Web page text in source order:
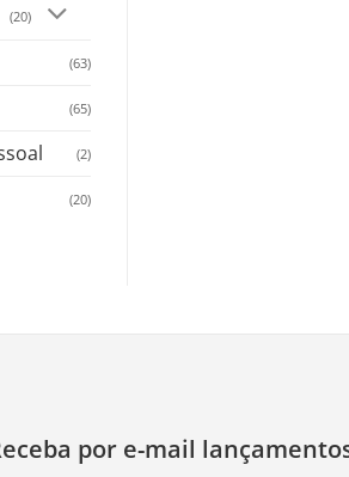
(20)
(63)
(65)
(2)
(20)
por e-mail